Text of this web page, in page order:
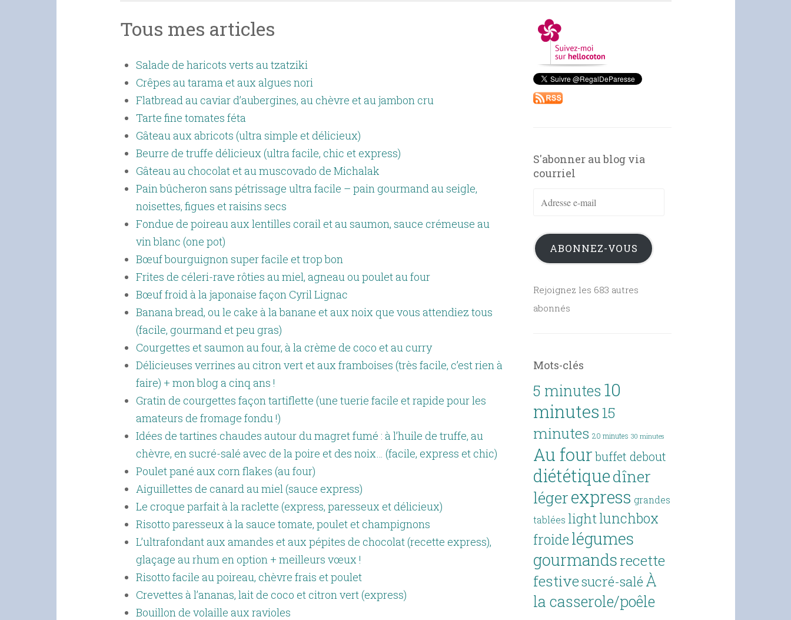
Tous mes articles
Salade de haricots verts au tzatziki
Crêpes au tarama et aux algues nori
Flatbread au caviar d’aubergines, au chèvre et au jambon cru
Tarte fine tomates féta
Gâteau aux abricots (ultra simple et délicieux)
Beurre de truffe délicieux (ultra facile, chic et express)
Gâteau au chocolat et au muscovado de Michalak
Pain bûcheron sans pétrissage ultra facile – pain gourmand au seigle,
noisettes, figues et raisins secs
Fondue de poireau aux lentilles corail et au saumon, sauce crémeuse au
vin blanc (one pot)
Bœuf bourguignon super facile et trop bon
Frites de céleri-rave rôties au miel, agneau ou poulet au four
Bœuf froid à la japonaise façon Cyril Lignac
Banana bread, ou le cake à la banane et aux noix que vous attendiez tous
(facile, gourmand et peu gras)
Courgettes et saumon au four, à la crème de coco et au curry
Délicieuses verrines au citron vert et aux framboises (très facile, c’est rien à
faire) + mon blog a cinq ans !
Gratin de courgettes façon tartiflette (une tuerie facile et rapide pour les
amateurs de fromage fondu !)
Idées de tartines chaudes autour du magret fumé : à l’huile de truffe, au
chèvre, en sucré-salé avec de la poire et des noix… (facile, express et chic)
Poulet pané aux corn flakes (au four)
Aiguillettes de canard au miel (sauce express)
Le croque parfait à la raclette (express, paresseux et délicieux)
Risotto paresseux à la sauce tomate, poulet et champignons
L’ultrafondant aux amandes et aux pépites de chocolat (recette express),
glaçage au rhum en option + meilleurs vœux !
Risotto facile au poireau, chèvre frais et poulet
Crevettes à l’ananas, lait de coco et citron vert (express)
Bouillon de volaille aux ravioles
S'abonner au blog via
courriel
Adresse
mail
ABONNEZ-VOUS
Rejoignez les 683 autres
abonnés
Mots-clés
5 minutes 10
minutes15
minutes 20 minutes 30 minutes
Au four buffet debout
diététiquedîner
légerexpress grandes
tablées light lunchbox
froide légumes
gourmandsrecette
festivesucré-salé À
la casserole/poêle